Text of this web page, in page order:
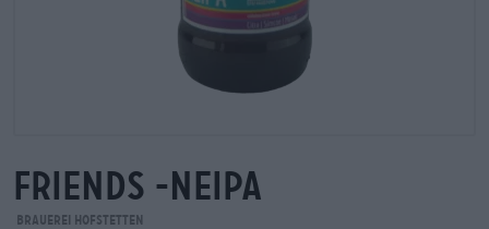
friends -neipa
Brauerei Hofstetten